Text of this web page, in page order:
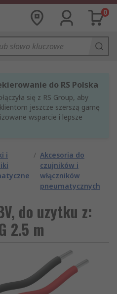
0
do RS Polska
się z RS Group, aby
jeszcze szerszą gamę
wsparcie i lepsze
i
/ Akcesoria do
czujników i
włączników
pneumatycznych
do uzytku z:
2.5 m